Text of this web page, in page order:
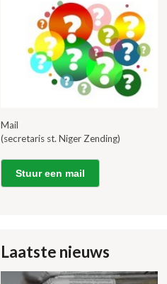
Mail
(secretaris st. Niger Zending)
Stuur een mail
Laatste nieuws